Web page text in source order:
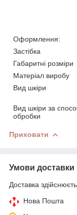
Оформлення:
Застібка
Габаритні розміри
Матеріал виробу
Вид шкіри
Вид шкіри за
обробки
Приховати
Умови доставки
Доставка
Нова Пошта